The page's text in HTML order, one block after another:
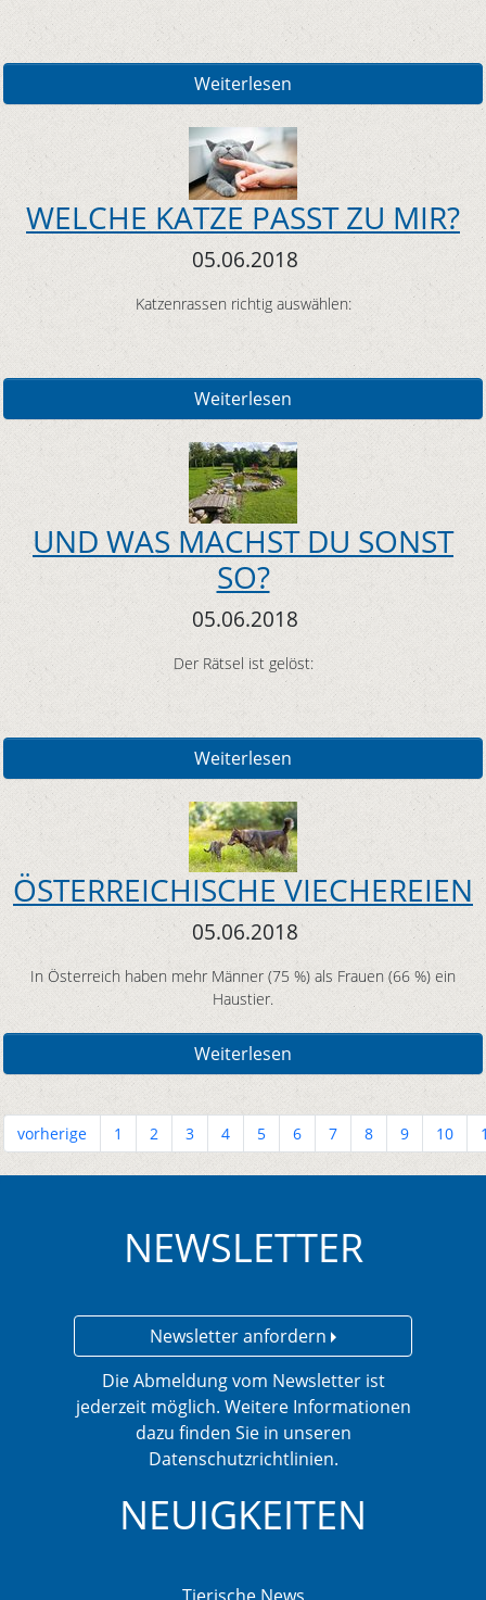
Weiterlesen
WELCHE KATZE PASST ZU MIR?
05.06.2018
Katzenrassen richtig auswählen:
Weiterlesen
UND WAS MACHST DU SONST
SO?
05.06.2018
Der Rätsel ist gelöst:
Weiterlesen
ÖSTERREICHISCHE VIECHEREIEN
05.06.2018
In Österreich haben mehr Männer (75 %) als Frauen (66 %) ein
Haustier.
Weiterlesen
vorherige 1 2 3 4 5 6 7 8 9 10
NEWSLETTER
Newsletter anfordern
Die Abmeldung vom Newsletter ist
jederzeit möglich. Weitere Informationen
dazu finden Sie in unseren
Datenschutzrichtlinien.
NEUIGKEITEN